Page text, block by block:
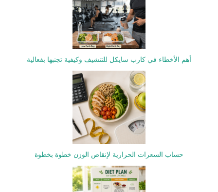
أهم الأخطاء في كارب سايكل للتنشيف وكيفية تجنبها بفعالية
حساب السعرات الحرارية لإنقاص الوزن خطوة بخطوة